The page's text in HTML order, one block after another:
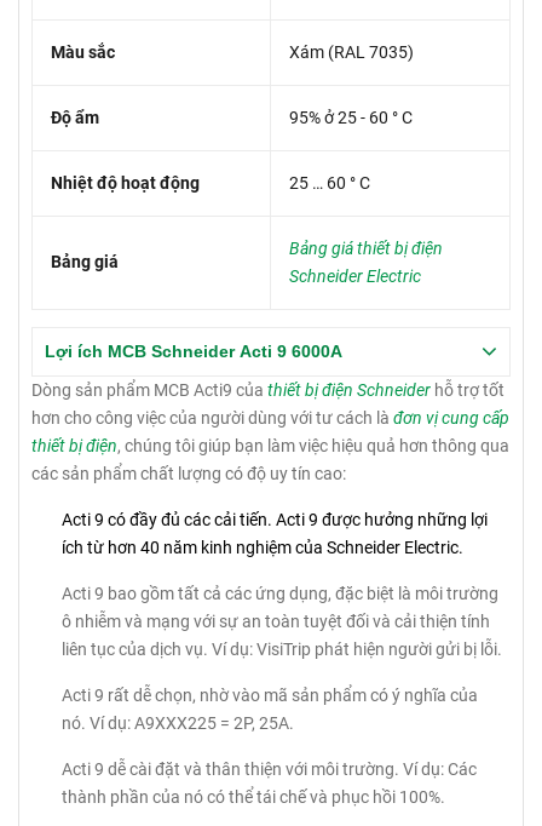
Màu sắc Xám (RAL 7035)
Độ ẩm 95% ở 25 - 60 ° C
Nhiệt độ hoạt động 25 … 60 ° C
Bảng giá
Bảng giá thiết bị điện
Schneider Electric
Lợi ích MCB Schneider Acti 9 6000A
Dòng sản phẩm MCB Acti9 của thiết bị điện Schneider hỗ trợ tốt
hơn cho công việc của người dùng với tư cách là đơn vị cung cấp
thiết bị điện, chúng tôi giúp bạn làm việc hiệu quả hơn thông qua
các sản phẩm chất lượng có độ uy tín cao:
Acti 9 có đầy đủ các cải tiến. Acti 9 được hưởng những lợi
ích từ hơn 40 năm kinh nghiệm của Schneider Electric.
Acti 9 bao gồm tất cả các ứng dụng, đặc biệt là môi trường
ô nhiễm và mạng với sự an toàn tuyệt đối và cải thiện tính
liên tục của dịch vụ. Ví dụ: VisiTrip phát hiện người gửi bị lỗi.
Acti 9 rất dễ chọn, nhờ vào mã sản phẩm có ý nghĩa của
nó. Ví dụ: A9XXX225 = 2P, 25A.
Acti 9 dễ cài đặt và thân thiện với môi trường. Ví dụ: Các
thành phần của nó có thể tái chế và phục hồi 100%.